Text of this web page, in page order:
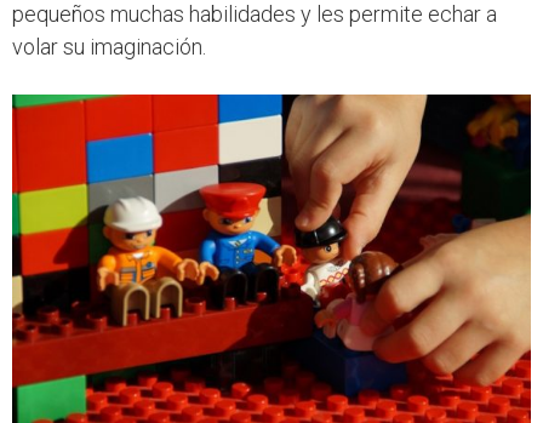
pequeños muchas habilidades y les permite echar a
volar su imaginación.